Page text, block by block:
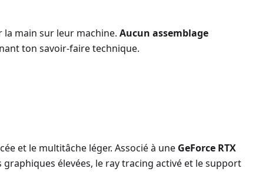
la main sur leur machine. Aucun assemblage
ton savoir-faire technique.
et le multitâche léger. Associé à une GeForce RTX
élevées, le ray tracing activé et le support